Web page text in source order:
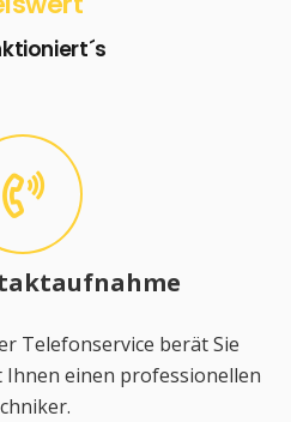
Telefonservice berät Sie
Ihnen einen professionellen